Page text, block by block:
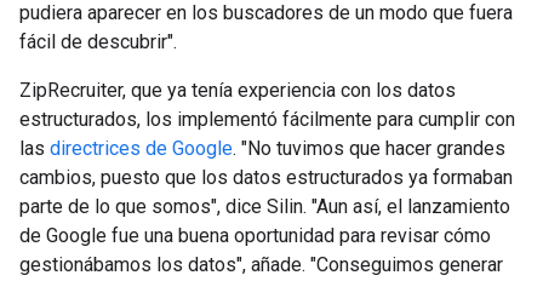
pudiera aparecer en los buscadores de un modo que fuera
fácil de descubrir".
ZipRecruiter, que ya tenía experiencia con los datos
estructurados, los implementó fácilmente para cumplir con
las directrices de Google. "No tuvimos que hacer grandes
cambios, puesto que los datos estructurados ya formaban
parte de lo que somos", dice Silin. "Aun así, el lanzamiento
de Google fue una buena oportunidad para revisar cómo
gestionábamos los datos", añade. "Conseguimos generar